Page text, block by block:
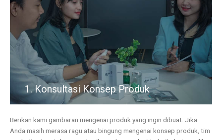
1. Konsultasi Konsep Produk
Berikan kami gambaran mengenai produk yang ingin dibuat. Jika
Anda masih merasa ragu atau bingung mengenai konsep produk, tim